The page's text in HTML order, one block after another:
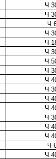
Ч
Ч
Ч
Ч
Ч
Ч
Ч
Ч
Ч
Ч
Ч
Ч
Ч
Ч
Ч
Ч
Ч